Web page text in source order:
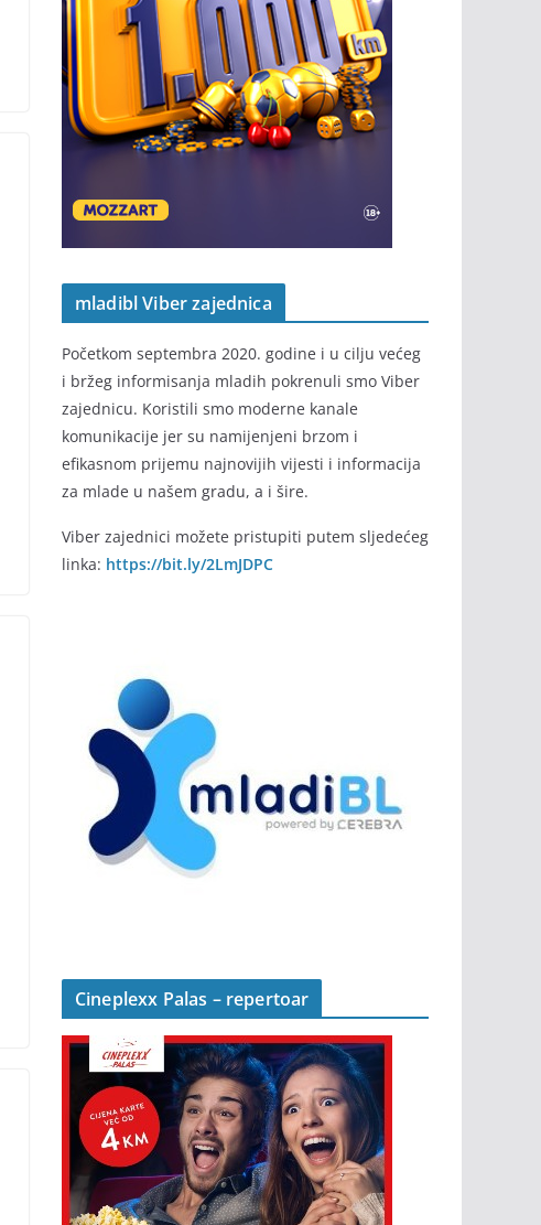
mladibl Viber zajednica
Početkom septembra 2020. godine i u cilju većeg
i bržeg informisanja mladih pokrenuli smo Viber
zajednicu. Koristili smo moderne kanale
komunikacije jer su namijenjeni brzom i
efikasnom prijemu najnovijih vijesti i informacija
za mlade u našem gradu, a i šire.
Viber zajednici možete pristupiti putem sljedećeg
linka: https://bit.ly/2LmJDPC
Cineplexx Palas – repertoar